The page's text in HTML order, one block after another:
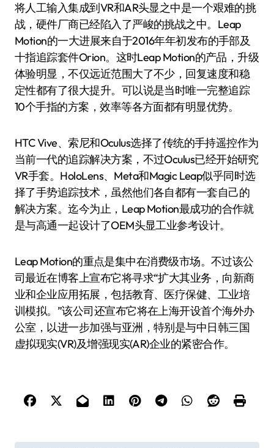
将人工输入集成到VR和AR头显之中是一个艰难的挑
战，硬件厂商已经陷入了严峻的挑战之中。Leap
Motion的一大进展来自于2016年年初发布的手部及
十指追踪套件Orion。这时Leap Motion的产品，升级
体验明显，不仅远近范围大了不少，回复速度和稳
定性都有了很大提升。可以说是当时唯一完整追踪
10个手指的方案，效率等各方面都有明显优势。
HTC Vive、索尼和Oculus选择了传统的手持遥控作为
当前一代的追踪解决方案，不过Oculus已经开始研究
VR手套。HoloLens、Meta和Magic Leap似乎同时选
择了手势追踪技术，虽然他们各自都有一套自己的
解决方案。迄今为止，Leap Motion最成功的合作就
是与高通一起设计了OEM头显工业参考设计。
Leap Motion的重点是集中在消费级市场。不过该公
司最近在博客上宣布它将寻求“扩大其业务，向新商
业和企业应用拓展，包括教育、医疗保健、工业培
训模拟。”该公司还宣布它将在上海开设首个海外办
公室，以进一步加强与亚洲，特别是与中日韩三国
虚拟现实(VR)及增强现实(AR)企业的紧密合作。